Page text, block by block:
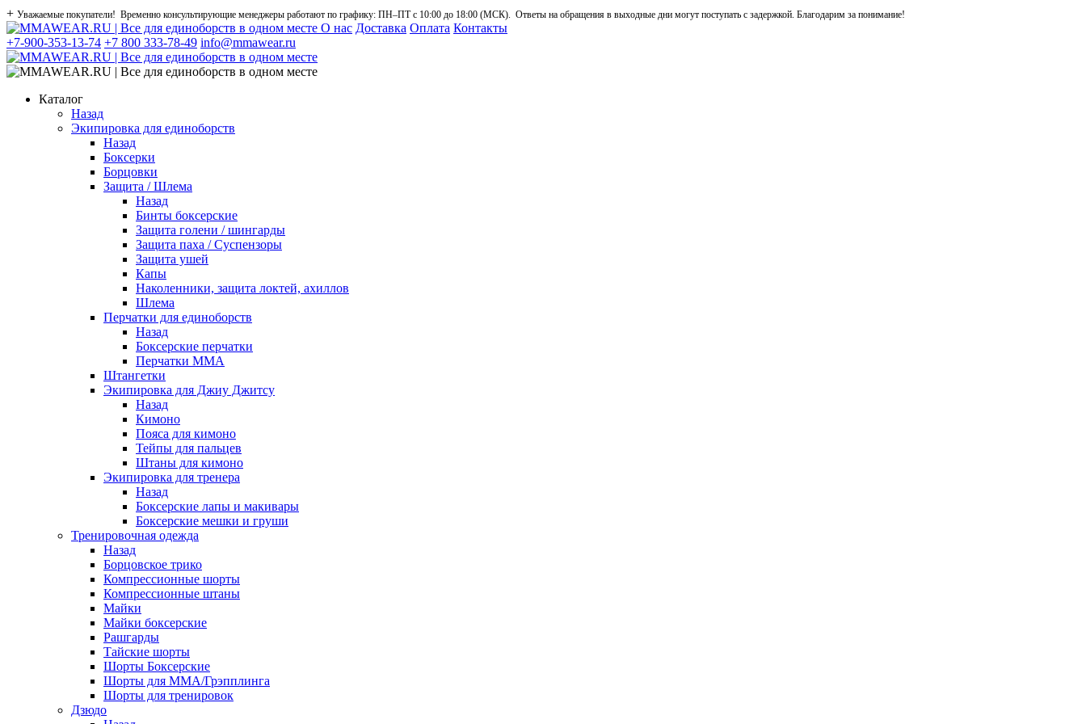
+ Уважаемые покупатели! Временно консультирующие менеджеры работают по графику: ПН–ПТ с 10:00 до 18:00 (МСК). Ответы на обращения в выходные дни могут поступать с задержкой. Благодарим за понимание!
О нас Доставка Оплата Контакты
+7-900-353-13-74 +7 800 333-78-49 info@mmawear.ru
Каталог
Назад
Экипировка для единоборств
Назад
Боксерки
Борцовки
Защита / Шлема
Назад
Бинты боксерские
Защита голени / шингарды
Защита паха / Суспензоры
Защита ушей
Капы
Наколенники, защита локтей, ахиллов
Шлема
Перчатки для единоборств
Назад
Боксерские перчатки
Перчатки ММА
Штангетки
Экипировка для Джиу Джитсу
Назад
Кимоно
Пояса для кимоно
Тейпы для пальцев
Штаны для кимоно
Экипировка для тренера
Назад
Боксерские лапы и макивары
Боксерские мешки и груши
Тренировочная одежда
Назад
Борцовское трико
Компрессионные шорты
Компрессионные штаны
Майки
Майки боксерские
Рашгарды
Тайские шорты
Шорты Боксерские
Шорты для ММА/Грэпплинга
Шорты для тренировок
Дзюдо